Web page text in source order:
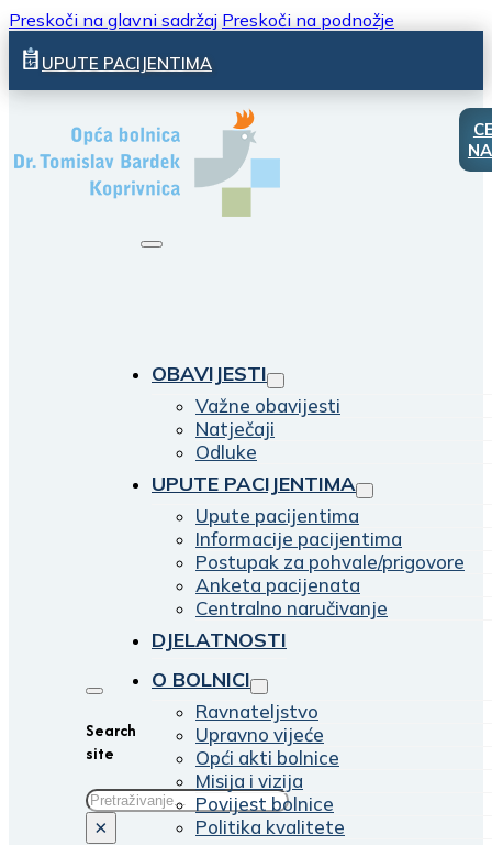
Preskoči na glavni sadržaj Preskoči na podnožje
UPUTE PACIJENTIMA
Search
site
Traži
×
OBAVIJESTI
Važne obavijesti
Natječaji
Odluke
UPUTE PACIJENTIMA
Upute pacijentima
Informacije pacijentima
Postupak za pohvale/prigovore
Anketa pacijenata
Centralno naručivanje
DJELATNOSTI
O BOLNICI
Ravnateljstvo
Upravno vijeće
Opći akti bolnice
Misija i vizija
Povijest bolnice
Politika kvalitete